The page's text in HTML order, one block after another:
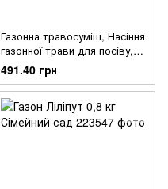
Газонна травосуміш, Насіння
газонної трави для посіву,
Газон Гольф 0,8 кг Сімейний
сад
491.40 грн